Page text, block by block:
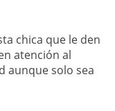
chica que le den
atención al
aunque solo sea